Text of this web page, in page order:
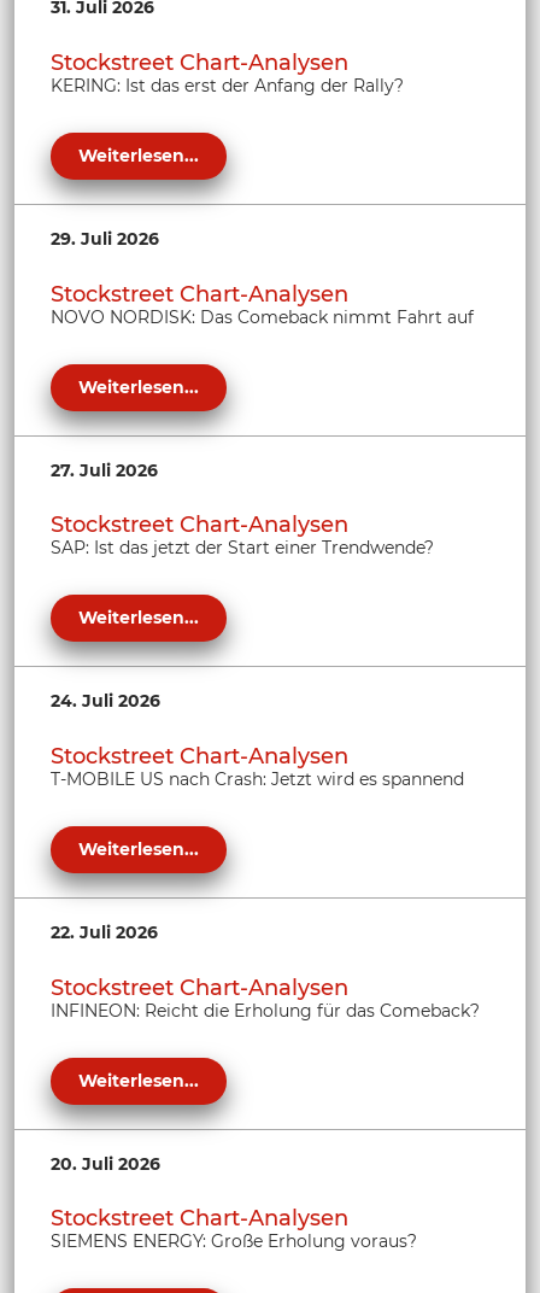
31. Juli 2026
Stockstreet Chart-Analysen
KERING: Ist das erst der Anfang der Rally?
Weiterlesen...
29. Juli 2026
Stockstreet Chart-Analysen
NOVO NORDISK: Das Comeback nimmt Fahrt auf
Weiterlesen...
27. Juli 2026
Stockstreet Chart-Analysen
SAP: Ist das jetzt der Start einer Trendwende?
Weiterlesen...
24. Juli 2026
Stockstreet Chart-Analysen
T-MOBILE US nach Crash: Jetzt wird es spannend
Weiterlesen...
22. Juli 2026
Stockstreet Chart-Analysen
INFINEON: Reicht die Erholung für das Comeback?
Weiterlesen...
20. Juli 2026
Stockstreet Chart-Analysen
SIEMENS ENERGY: Große Erholung voraus?